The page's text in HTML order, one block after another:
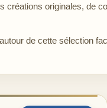
originales, de
de cette sélection